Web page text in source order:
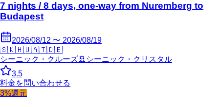
7 nights / 8 days, one-way from Nuremberg to
Budapest
2026/08/12 〜 2026/08/19
🇸🇰🇭🇺🇦🇹🇩🇪
シーニック・クルーズ🚢 シーニック・クリスタル
3.5
料金を問い合わせる
3%還元